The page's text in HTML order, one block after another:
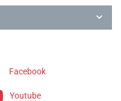
Facebook
Youtube